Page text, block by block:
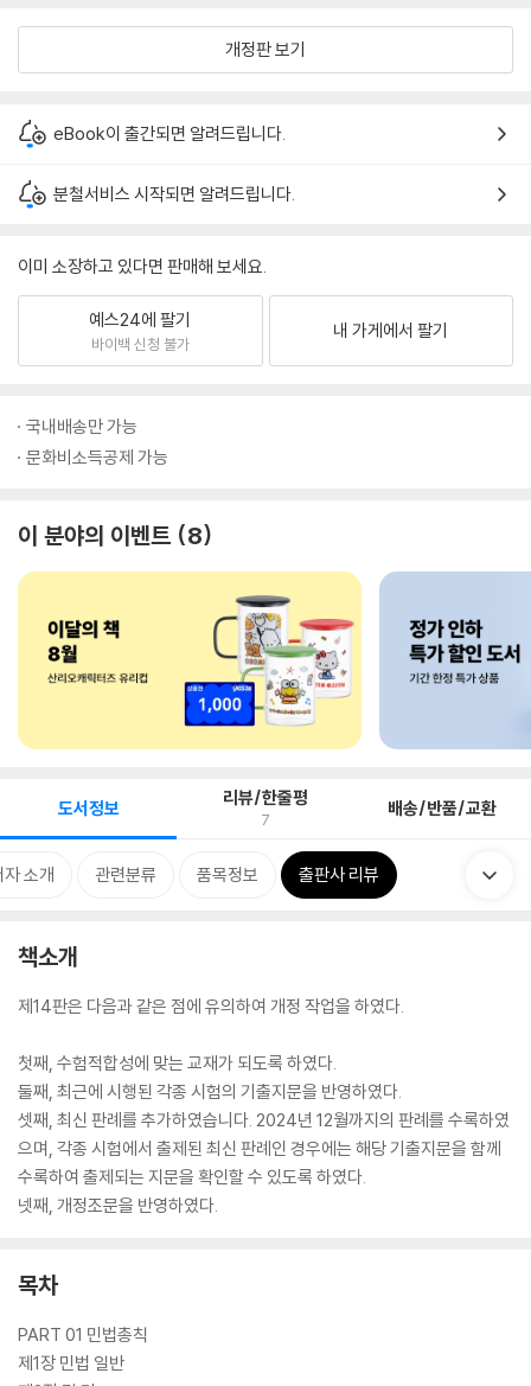
개정판 보기
eBook이 출간되면 알려드립니다.
분철서비스 시작되면 알려드립니다.
이미 소장하고 있다면 판매해 보세요.
예스24에 팔기
바이백 신청 불가
내 가게에서 팔기
국내배송만 가능
문화비소득공제 가능
이 분야의 이벤트 8
도서정보 리뷰/한줄평
7 배송/반품/교환
자 소개 관련분류 품목정보 출판사 리뷰
책소개
제14판은 다음과 같은 점에 유의하여 개정 작업을 하였다.
첫째, 수험적합성에 맞는 교재가 되도록 하였다.
둘째, 최근에 시행된 각종 시험의 기출지문을 반영하였다.
셋째, 최신 판례를 추가하였습니다. 2024년 12월까지의 판례를 수록하였
으며, 각종 시험에서 출제된 최신 판례인 경우에는 해당 기출지문을 함께
수록하여 출제되는 지문을 확인할 수 있도록 하였다.
넷째, 개정조문을 반영하였다.
목차
PART 01 민법총칙
제1장 민법 일반